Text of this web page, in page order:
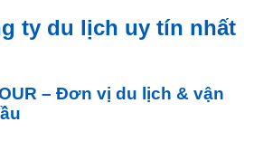
ty du lịch uy tín nhất
– Đơn vị du lịch & vận